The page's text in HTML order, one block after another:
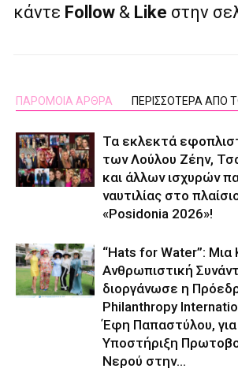
κάντε Follow & Like στην
ΠΑΡΟΜΟΙΑ ΑΡΘΡΑ ΠΕΡΙΣΣΟΤΕΡΑ ΑΠΟ
Τα εκλεκτά
των Λούλου Ζέην,
και άλλων ισχυρών
ναυτιλίας στο
«Posidonia 2026»!
“Hats for Water”:
Ανθρωπιστική
διοργάνωσε η
Philanthropy
Έφη Παπαστύλου,
Υποστήριξη
Νερού στην...